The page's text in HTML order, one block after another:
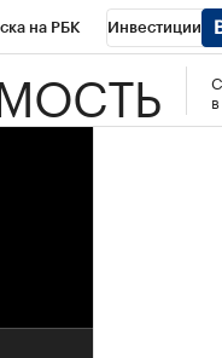
на РБК Инвестиции
Спорт Школа